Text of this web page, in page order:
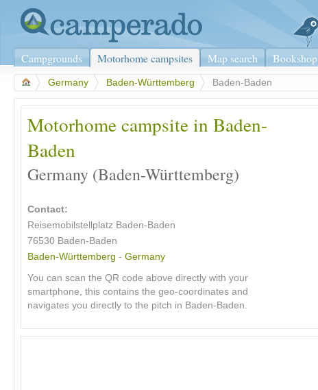
Campgrounds Motorhome campsites Map search Bookshop
Germany Baden-Württemberg Baden-Baden
Motorhome campsite in Baden-
Baden
Germany (Baden-Württemberg)
Contact:
Reisemobilstellplatz Baden-Baden
76530 Baden-Baden
Baden-Württemberg - Germany
You can scan the QR code above directly with your
smartphone, this contains the geo-coordinates and
navigates you directly to the pitch in Baden-Baden.